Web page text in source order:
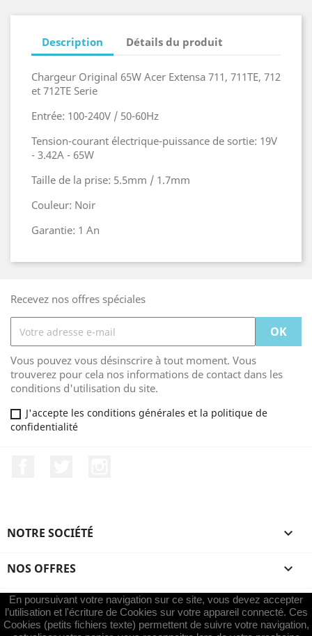
Description Détails du produit
Chargeur Original 65W Acer Extensa 711, 711TE, 712
et 712TE Serie
Entrée: 100-240V / 50-60Hz
Tension-courant électrique-puissance de sortie: 19V
- 3.42A - 65W
Taille de la prise: 5.5mm / 1.7mm
Couleur: Noir
Garantie: 1 An
Recevez nos offres spéciales
Vous pouvez vous désinscrire à tout moment. Vous
trouverez pour cela nos informations de contact dans les
conditions d'utilisation du site.
J'accepte les conditions générales et la politique de
confidentialité
NOTRE SOCIÉTÉ 
NOS OFFRES 
VOTRE COMPTE 
En poursuivant votre navigation sur ce site, vous devez accepter
l’utilisation et l'écriture de Cookies sur votre appareil connecté. Ces
Cookies (petits fichiers texte) permettent de suivre votre navigation,